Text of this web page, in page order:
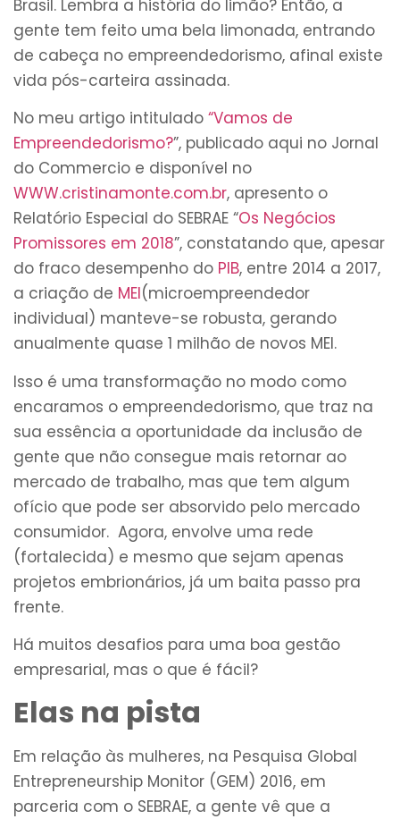
Brasil. Lembra a história do limão? Então, a
gente tem feito uma bela limonada, entrando
de cabeça no empreendedorismo, afinal existe
vida pós-carteira assinada.
No meu artigo intitulado “Vamos de
Empreendedorismo?”, publicado aqui no Jornal
do Commercio e disponível no
WWW.cristinamonte.com.br, apresento o
Relatório Especial do SEBRAE “Os Negócios
Promissores em 2018”, constatando que, apesar
do fraco desempenho do PIB, entre 2014 a 2017,
a criação de MEI(microempreendedor
individual) manteve-se robusta, gerando
anualmente quase 1 milhão de novos MEI.
Isso é uma transformação no modo como
encaramos o empreendedorismo, que traz na
sua essência a oportunidade da inclusão de
gente que não consegue mais retornar ao
mercado de trabalho, mas que tem algum
ofício que pode ser absorvido pelo mercado
consumidor. Agora, envolve uma rede
(fortalecida) e mesmo que sejam apenas
projetos embrionários, já um baita passo pra
frente.
Há muitos desafios para uma boa gestão
empresarial, mas o que é fácil?
Elas na pista
Em relação às mulheres, na Pesquisa Global
Entrepreneurship Monitor (GEM) 2016, em
parceria com o SEBRAE, a gente vê que a